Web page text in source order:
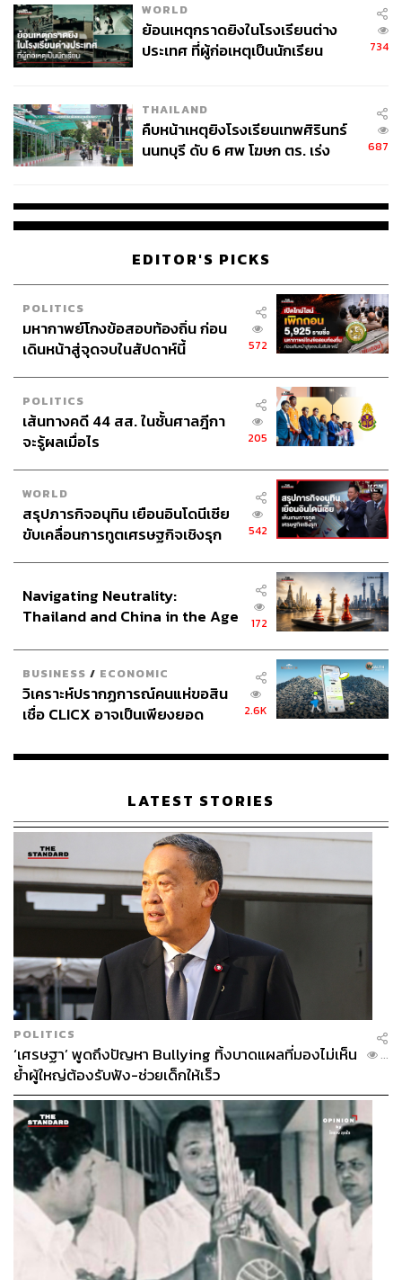
ทั้งการอนุมัติโครงการที่ขอรับส่งเสริมไว้ การเดินสายพบนัก
ลงทุนทั่วประเทศทั้ง 4 ภาค การโรดโชว์ต่างประเทศที่จะมีขึ้น
ช่วงต้นเดือนเมษายน 2566 ที่ประเทศจีน การทำโปรโมชัน
“การที่ BOI ได้ประกาศนโยบายใหม่เมื่อต้นปี 2566 ที่ผ่านมา
มันก็ชัดเจนแล้ว นักลงทุนเขารู้นโยบาย และมันไม่ได้มีการ
เปลี่ยนแปลงแม้จะเปลี่ยนรัฐบาลใหม่ นักลงทุนเขารับรู้ว่าเรา
เสริม เพราะการลงทุนมันรอไม่ได้
“จากการที่พบนักลงทุนมาโดยตลอด นักลงทุนเองพอใจกับ
สิทธิประโยชน์ที่ BOI มี นโยบายของไทยมีแต่ปรับให้มี
ประสิทธิภาพให้ดี และสิทธิประโยชน์เพิ่มขึ้น สิ่งนี้จะใช้เป็น
กลไกเพื่อพัฒนาเศรษฐกิจ นอกจากนี้นักลงทุนเองไม่ได้
พิจารณาจากแค่สิทธิประโยชน์ของ BOI แต่จะพิจารณาจาก
ตลาด โครงสร้างพื้นฐาน Ecosystem และความพร้อมด้าน
พลังงานสะอาด ซึ่งไทยได้เปรียบเพื่อนแทบทุกเรื่อง จึงไม่ใช่
เรื่องกังวลใจว่านักลงทุนจะเปลี่ยนใจเลือกประเทศเพื่อนบ้าน
ลงทุนแทนไทย” นฤตม์กล่าวทิ้งท้าย
สามารถติดตาม THE STANDARD WEALTH
ผ่านแอปพลิเคชันต่างๆ ที่คุณสะดวกหรือใช้งานอยู่แล้วได้เลย
TAGS: China BOI
วีซ่าพำนักระยะยาว (LTR Visa)
ปัญญาประดิษฐ์ (Artificial intelligence - AI)
USA
132
ABOUT THE AUTHOR
เสาวลักษณ์ เขตสูงเนิน
Content Creator THE STANDARD WEALTH
WORLD
ย้อนเหตุกราดยิงในโรงเรียนต่าง
ประเทศ ที่ผู้ก่อเหตุเป็นนักเรียน
734
THAILAND
คืบหน้าเหตุยิงโรงเรียนเทพศิรินทร์
นนทบุรี ดับ 6 ศพ โฆษก ตร. เร่ง
687
EDITOR'S PICKS
POLITICS
มหากาพย์โกงข้อสอบท้องถิ่น ก่อน
เดินหน้าสู่จุดจบในสัปดาห์นี้
572
POLITICS
เส้นทางคดี 44 สส. ในชั้นศาลฎีกา
จะรู้ผลเมื่อไร
205
WORLD
สรุปภารกิจอนุทิน เยือนอินโดนีเซีย
ขับเคลื่อนการทูตเศรษฐกิจเชิงรุก
542
Navigating Neutrality:
Thailand and China in the Age
172
BUSINESS / ECONOMIC
วิเคราะห์ปรากฏการณ์คนแห่ขอสิน
เชื่อ CLICX อาจเป็นเพียงยอด
เรือนไทยที่ถูกซุกไว้
2.6K
LATEST STORIES
POLITICS
‘เศรษฐา’ พูดถึงปัญหา Bullying ทิ้งบาดแผลที่มองไม่เห็น
ย้ำผู้ใหญ่ต้องรับฟัง-ช่วยเด็กให้เร็ว
...